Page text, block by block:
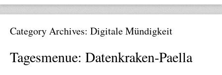
Category Archives: Digitale Mündigkeit
Tagesmenue: Datenkraken-Paella